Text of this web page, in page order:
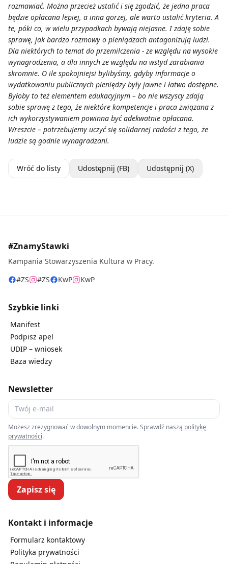
rozmawiać. Można przecież ustalić i się zgodzić, że jedna praca
będzie opłacana lepiej, a inna gorzej, ale warto ustalić kryteria. A
te, póki co, w wielu przypadkach bywają niejasne. I zdaję sobie
sprawę, jak bardzo rozmowy o pieniądzach antagonizują ludzi.
Dla niektórych to temat do przemilczenia - ze względu na wysokie
wynagrodzenia, a dla innych ze względu na wstyd zarabiania
skromnie. O ile spokojniejsi bylibyśmy, gdyby informacje o
wydatkowaniu publicznych pieniędzy były jawne i łatwo dostępne.
Byłoby to też elementem edukacyjnym – bo nie wszyscy zdają
sobie sprawę z tego, że niektóre kompetencje i praca związana z
ich wykorzystywaniem powinna być adekwatnie opłacana.
Wreszcie – potrzebujemy uczyć się solidarnej radości z tego, że
ludzie są godnie wynagradzani.
Wróć do listy Udostępnij (FB) Udostępnij (X)
#ZnamyStawki
Kampania Stowarzyszenia Kultura w Pracy.
#ZS
#ZS KwP KwP
Szybkie linki
Manifest
Podpisz apel
UDIP – wniosek
Baza wiedzy
Newsletter
Możesz zrezygnować w dowolnym momencie. Sprawdź naszą politykę
prywatności.
Zapisz się
Kontakt i informacje
Formularz kontaktowy
Polityka prywatności